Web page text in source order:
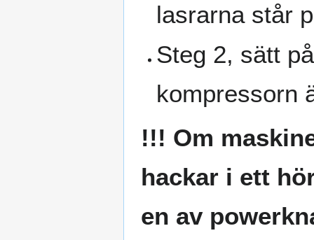
lasrarna står
Steg 2, sätt
kompressorn
!!! Om
hackar i ett
en av